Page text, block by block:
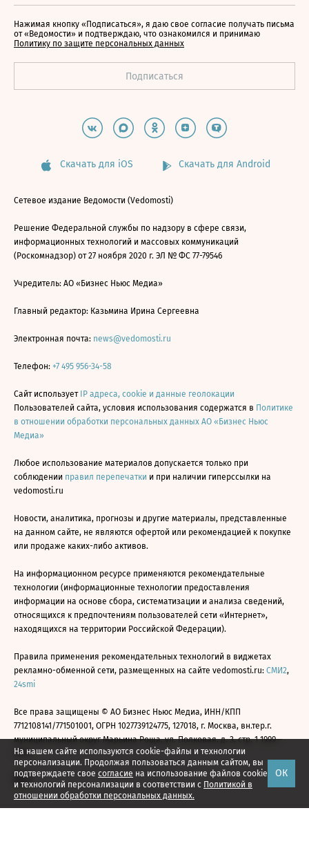
На нашем сайте используются cookie-файлы и технологии
персонализации. Продолжая пользоваться данным сайтом, вы
подтверждаете свое согласие на использование файлов cookie
и технологий персонализации в соответствии с Политикой в
отношении обработки персональных данных.
ОК
Нажимая кнопку «Подписаться», я даю свое согласие получать письма
от «Ведомости» и подтверждаю, что ознакомился и принимаю
Политику по защите персональных данных
Скачать для iOS Скачать для Android
Сетевое издание Ведомости (Vedomosti)
Решение Федеральной службы по надзору в сфере связи,
информационных технологий и массовых коммуникаций
(Роскомнадзор) от 27 ноября 2020 г. ЭЛ № ФС 77-79546
Учредитель: АО «Бизнес Ньюс Медиа»
Главный редактор: Казьмина Ирина Сергеевна
Электронная почта: news@vedomosti.ru
Телефон: +7 495 956-34-58
Сайт использует IP адреса, cookie и данные геолокации
Пользователей сайта, условия использования содержатся в Политике
в отношении обработки персональных данных АО «Бизнес Ньюс
Медиа»
Любое использование материалов допускается только при
соблюдении правил перепечатки и при наличии гиперссылки на
vedomosti.ru
Новости, аналитика, прогнозы и другие материалы, представленные
на данном сайте, не являются офертой или рекомендацией к покупке
или продаже каких-либо активов.
На информационном ресурсе применяются рекомендательные
технологии (информационные технологии предоставления
информации на основе сбора, систематизации и анализа сведений,
относящихся к предпочтениям пользователей сети «Интернет»,
находящихся на территории Российской Федерации).
Правила применения рекомендательных технологий в виджетах
рекламно-обменной сети, размещенных на сайте vedomosti.ru: СМИ2,
24smi
Все права защищены © АО Бизнес Ньюс Медиа, ИНН/КПП
7712108141/771501001, ОГРН 1027739124775, 127018, г. Москва, вн.тер.г.
муниципальный округ Марьина Роща, ул. Полковая, д. 3, стр. 1 1999—
2026